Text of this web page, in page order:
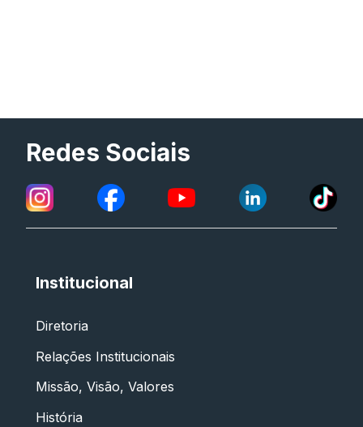
Redes Sociais
Institucional
Diretoria
Relações Institucionais
Missão, Visão, Valores
História